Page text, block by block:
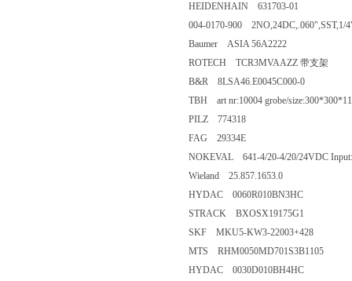
HEIDENHAIN 631703-01
004-0170-900 2NO,24DC,.060",SST,1/
Baumer ASIA 56A2222
ROTECH TCR3MVAAZZ 带支架
B&R 8LSA46.E0045C000-0
TBH art nr:10004 grobe/
PILZ 774318
FAG 29334E
NOKEVAL 641-4/20-4/20/24VDC
Wieland 25.857.1653.0
HYDAC 0060R010BN3HC
STRACK BXOSX19175G1
SKF MKU5-KW3-22003+428
MTS RHM0050MD701S3B1105
HYDAC 0030D010BH4HC